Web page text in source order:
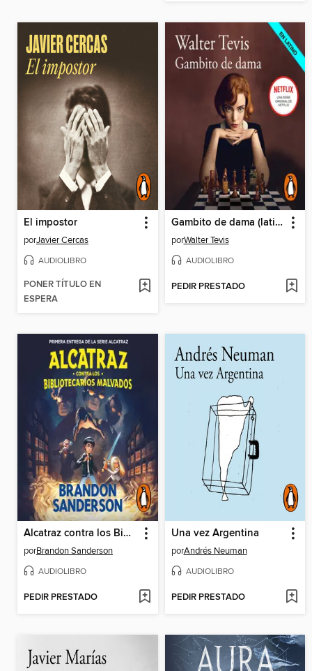
El impostor
porJavier Cercas
AUDIOLIBRO
PONER TÍTULO EN
ESPERA
Gambito de dama (latino)
porWalter Tevis
AUDIOLIBRO
PEDIR PRESTADO
Alcatraz contra los Bibliotecarios Malvados
porBrandon Sanderson
AUDIOLIBRO
PEDIR PRESTADO
Una vez Argentina
porAndrés Neuman
AUDIOLIBRO
PEDIR PRESTADO